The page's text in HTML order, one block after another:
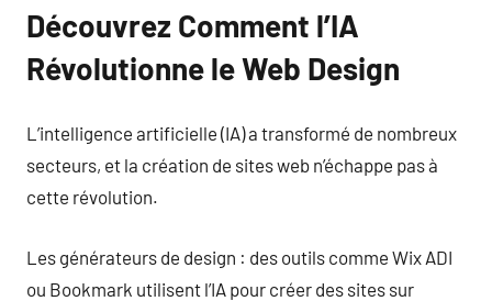
Découvrez Comment l’IA
Révolutionne le Web Design
L’intelligence artificielle (IA) a transformé de nombreux
secteurs, et la création de sites web n’échappe pas à
cette révolution.
Les générateurs de design : des outils comme Wix ADI
ou Bookmark utilisent l’IA pour créer des sites sur